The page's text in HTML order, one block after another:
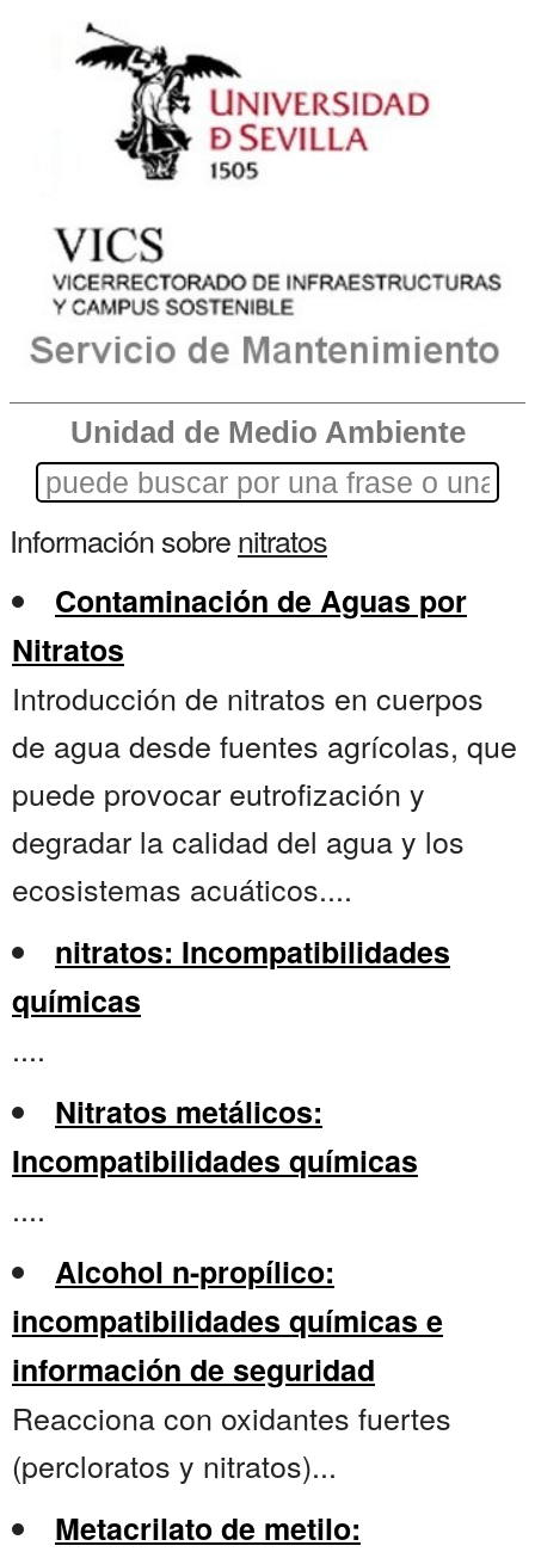
Unidad de Medio Ambiente
Información sobrenitratos
Contaminación de Aguas por
Nitratos
Introducción de nitratos en cuerpos
de agua desde fuentes agrícolas, que
puede provocar eutrofización y
degradar la calidad del agua y los
ecosistemas acuáticos....
nitratos: Incompatibilidades
químicas
....
Nitratos metálicos:
Incompatibilidades químicas
....
Alcohol n-propílico:
incompatibilidades químicas e
información de seguridad
Reacciona con oxidantes fuertes
(percloratos y nitratos)...
Metacrilato de metilo: